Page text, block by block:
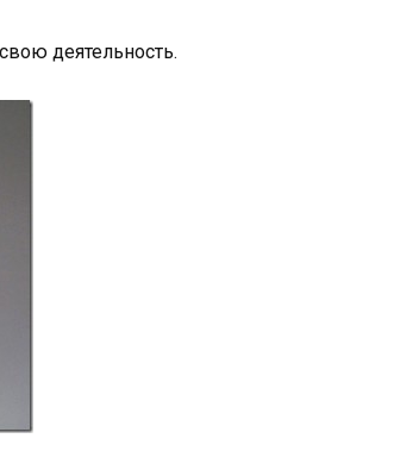
деятельность.